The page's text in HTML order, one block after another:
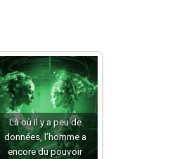
Là où il y a peu de
données, l’homme a
encore du pouvoir